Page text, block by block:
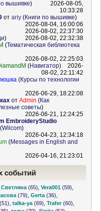
вышивке)
2026-08-05,
10:33:28
от ariy(Книги по вышивке)
2026-08-04, 16:00:06
2026-08-02, 22:37:30
)
2026-08-02, 22:32:38
(Тематическая библиотека
2026-08-02, 22:25:03
(Навигатор)
2026-
08-02, 22:11:42
(Курсы по технологии
2026-06-29, 18:22:08
от Admin (Как
советы)
2026-06-21, 12:24:25
EmbroideryStudio
(Wilcom)
2026-04-23, 12:34:18
(Messages in English and
2026-04-16, 21:23:01
событий
,Светляна (65) ,Vera001 (59)
(79) ,Gerta (36)
(51) ,talka-ya (69) ,Trafer(60)